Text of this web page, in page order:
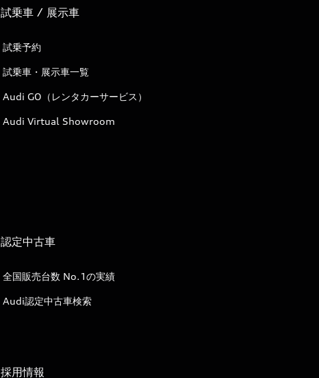
試乗車 / 展示車
試乗予約
試乗車・展示車一覧
Audi GO（レンタカーサービス）
Audi Virtual Showroom
認定中古車
全国販売台数 No.1の実績
Audi認定中古車検索
採用情報